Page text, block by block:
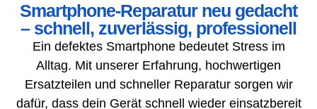
Smartphone-Reparatur neu gedacht
– schnell, zuverlässig, professionell
Ein defektes Smartphone bedeutet Stress im
Alltag. Mit unserer Erfahrung, hochwertigen
Ersatzteilen und schneller Reparatur sorgen wir
dafür, dass dein Gerät schnell wieder einsatzbereit